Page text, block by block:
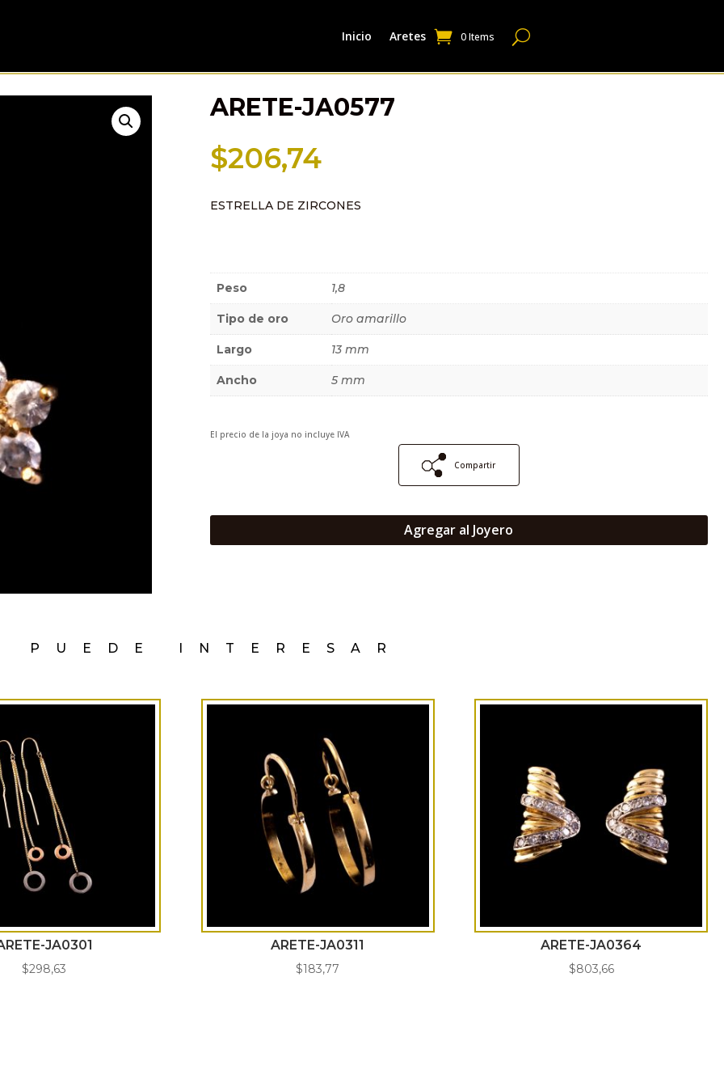
Inicio Aretes 0 Items
ARETE-JA0577
$206,74
ESTRELLA DE ZIRCONES
Peso 1,8
Tipo de oro Oro amarillo
Largo 13 mm
Ancho 5 mm
El precio de la joya no incluye IVA
Compartir
Agregar al Joyero
PUEDE INTERESAR
JA0301
$298,63
ARETE-JA0311
$183,77
ARETE-JA0364
$803,66